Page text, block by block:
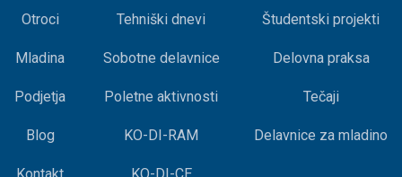
Otroci
Mladina
Podjetja
Blog
Tehniški dnevi
Sobotne delavnice
Poletne aktivnosti
KO-DI-RAM
Študentski projekti
Delovna praksa
Tečaji
Delavnice za mladino